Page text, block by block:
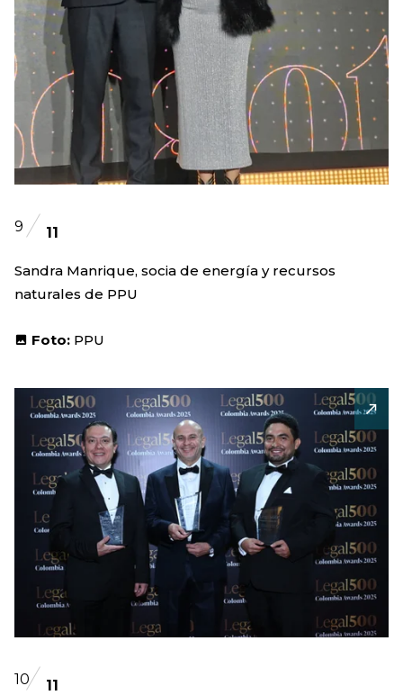
9 11
Sandra Manrique, socia de energía y recursos
naturales de PPU
Foto: PPU
10 11